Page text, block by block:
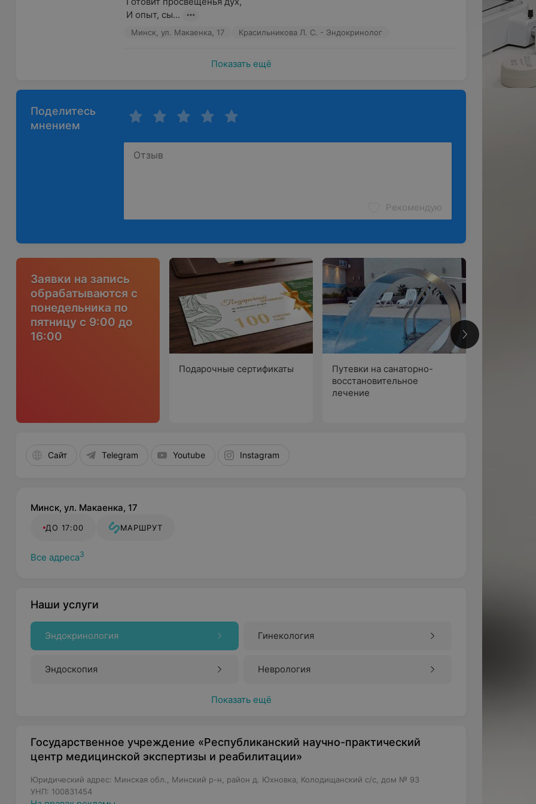
И опыт, сы...
Минск, ул. Макаенка, 17 Красильникова Л. С. - Эндокринолог
Показать ещё
Поделитесь
мнением
Рекомендую
Заявки на запись
обрабатываются с
понедельника по
пятницу с 9:00 до
16:00
Подарочные сертификаты
Путевки на санаторно-
восстановительное
лечение
Сайт Telegram Youtube Instagram
Минск, ул. Макаенка, 17
ДО 17:00 МАРШРУТ
Все адреса3
Наши услуги
Эндокринология Гинекология
Эндоскопия Неврология
Показать ещё
Государственное учреждение «Республиканский научно-практический
центр медицинской экспертизы и реабилитации»
Юридический адрес: Минская обл., Минский р-н, район д. Юхновка, Колодищанский с/с, дом № 93
УНП: 100831454